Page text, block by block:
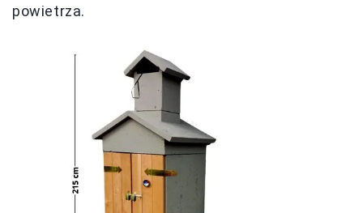
powietrza.